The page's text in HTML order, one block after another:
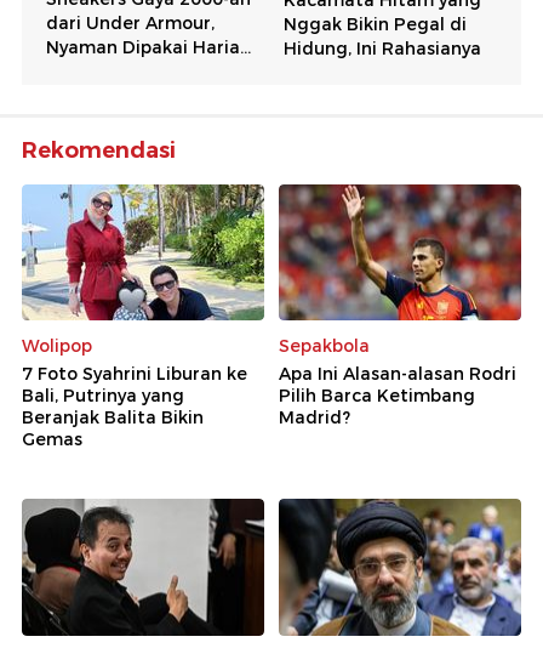
Rekomendasi
Wolipop
7 Foto Syahrini Liburan ke
Bali, Putrinya yang
Beranjak Balita Bikin
Gemas
Sepakbola
Apa Ini Alasan-alasan Rodri
Pilih Barca Ketimbang
Madrid?